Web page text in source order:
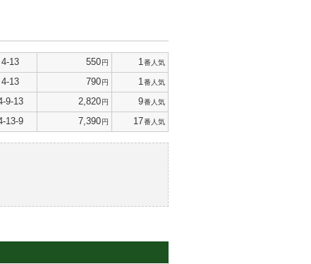
4-13 550円 1 番人気
4-13 790円 1 番人気
9-13 2,820円 9番人気
13-9 7,390円 17番人気